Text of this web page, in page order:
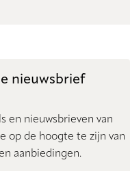
nieuwsbrief
en nieuwsbrieven van
op de hoogte te zijn van
aanbiedingen.